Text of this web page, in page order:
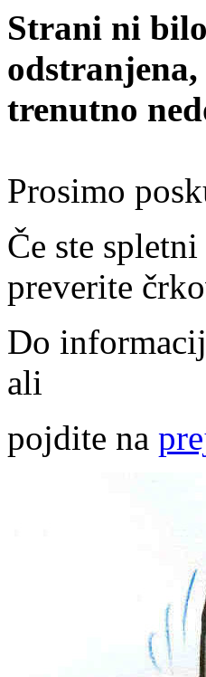
Strani ni
trenutno
Prosimo
Če ste
preverite
Do
ali
pojdite na